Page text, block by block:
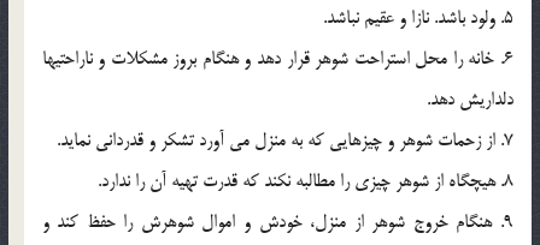
5. ولود باشد. نازا و عقيم نباشد.
6. خانه را محل استراحت شوهر قرار دهد و هنگام بروز مشكلات و ناراحتيها
دلداريش دهد.
7. از زحمات شوهر و چيزهايي كه به منزل مي آورد تشكر و قدرداني نمايد.
8. هيچگاه از شوهر چيزي را مطالبه نكند كه قدرت تهيه آن را ندارد.
9. هنگام خروج شوهر از منزل، خودش و اموال شوهرش را حفظ كند و